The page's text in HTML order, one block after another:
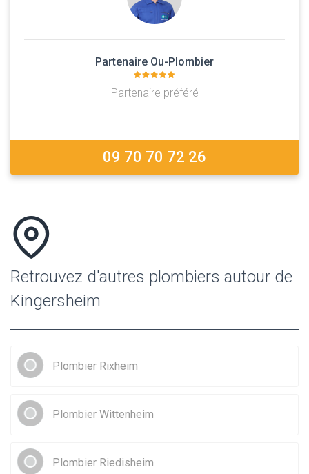
Partenaire Ou-Plombier
Partenaire préféré
09 70 70 72 26
Retrouvez d'autres plombiers autour de
Kingersheim
Plombier Rixheim
Plombier Wittenheim
Plombier Riedisheim